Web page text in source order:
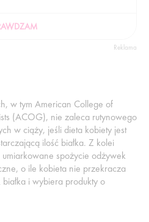
Reklama
w tym American College of
(ACOG), nie zaleca rutynowego
w ciąży, jeśli dieta kobiety jest
ilość białka. Z kolei
spożycie odżywek
o ile kobieta nie przekracza
i wybiera produkty o